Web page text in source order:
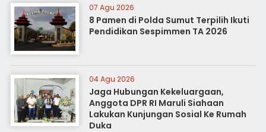
07 Agu 2026
8 Pamen di Polda Sumut Terpilih Ikuti
Pendidikan Sespimmen TA 2026
04 Agu 2026
Jaga Hubungan Kekeluargaan,
Anggota DPR RI Maruli Siahaan
Lakukan Kunjungan Sosial Ke Rumah
Duka